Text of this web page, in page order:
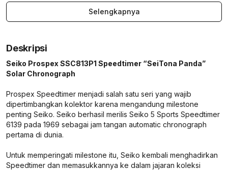
Selengkapnya
Deskripsi
Seiko Prospex SSC813P1 Speedtimer “SeiTona Panda”
Solar Chronograph
Prospex Speedtimer menjadi salah satu seri yang wajib
dipertimbangkan kolektor karena mengandung milestone
penting Seiko. Seiko berhasil merilis Seiko 5 Sports Speedtimer
6139 pada 1969 sebagai jam tangan automatic chronograph
pertama di dunia.
Untuk memperingati milestone itu, Seiko kembali menghadirkan
Speedtimer dan memasukkannya ke dalam jajaran koleksi